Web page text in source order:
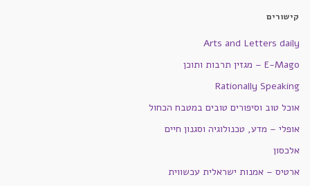
קישורים
Arts and Letters daily
E-Mago – מגזין תרבות ותוכן
Rationally Speaking
אוכל טוב וסיפורים טובים במטבח הכחול
אופלי – מדע, טכנולוגיה וסגנון חיים
אלכסון
ארטיס – אמנות ישראלית עכשווית